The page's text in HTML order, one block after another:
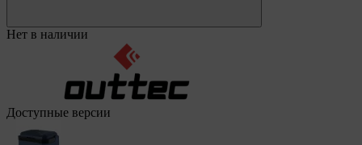
Нет в наличии
Доступные версии